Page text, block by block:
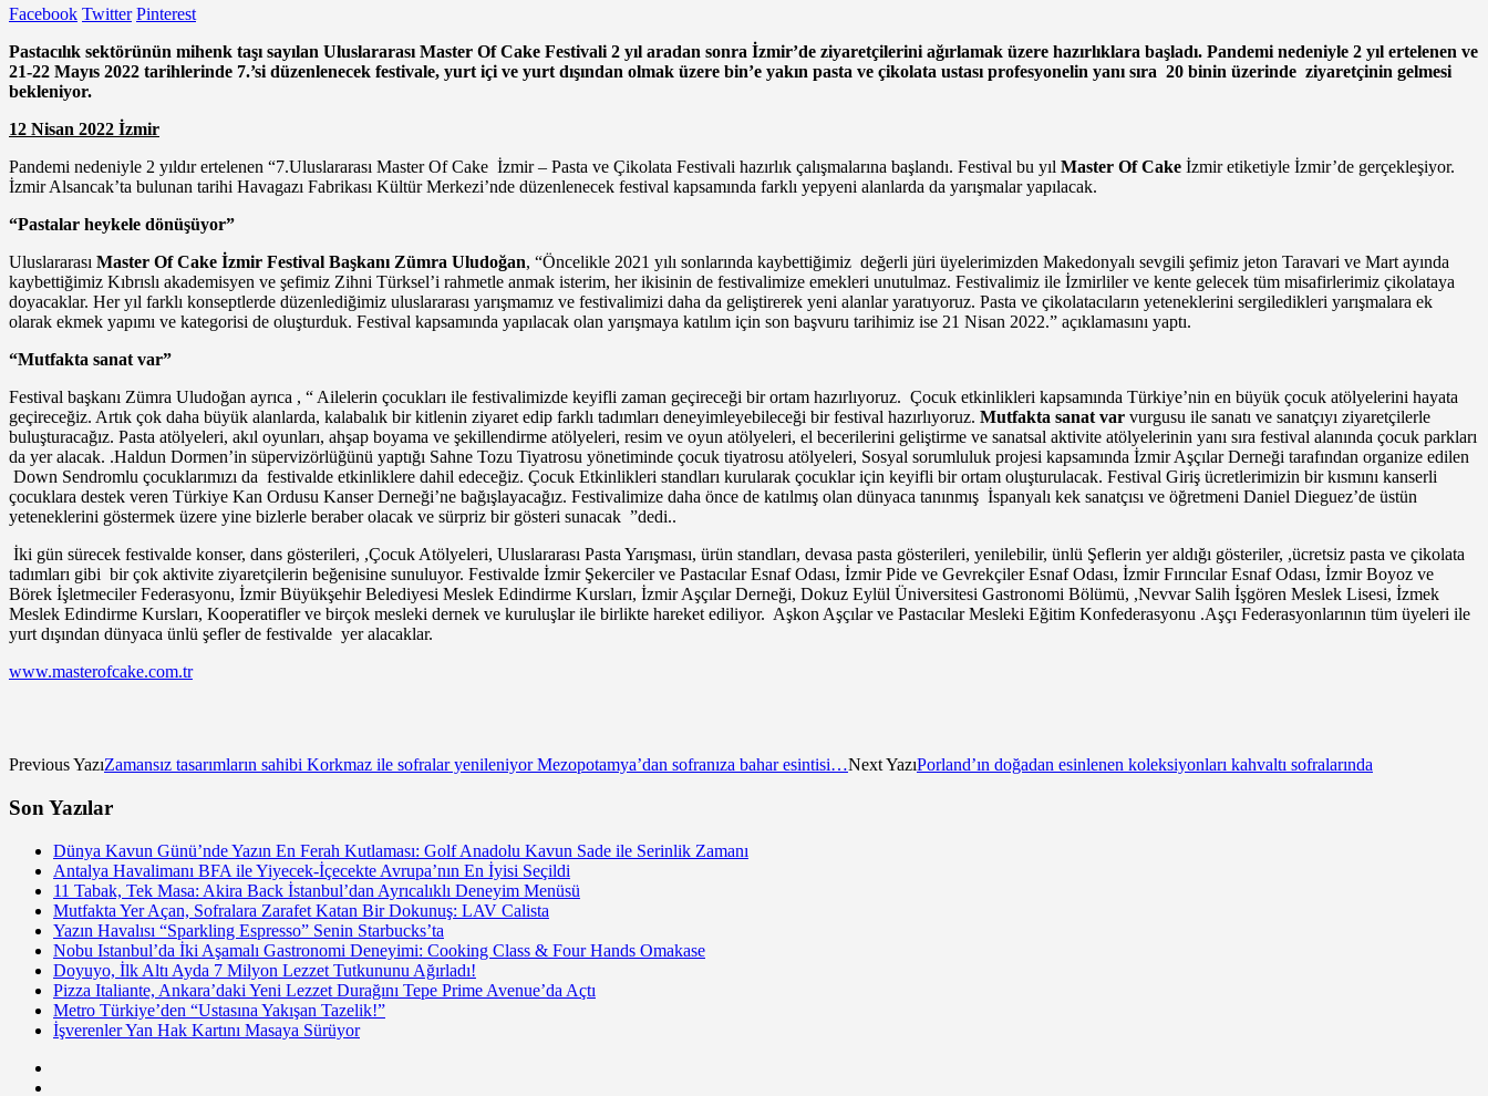
Facebook Twitter Pinterest
Pastacılık sektörünün mihenk taşı sayılan Uluslararası Master Of Cake Festivali 2 yıl aradan sonra İzmir’de ziyaretçilerini ağırlamak üzere hazırlıklara başladı. Pandemi nedeniyle 2 yıl ertelenen ve
21-22 Mayıs 2022 tarihlerinde 7.’si düzenlenecek festivale, yurt içi ve yurt dışından olmak üzere bin’e yakın pasta ve çikolata ustası profesyonelin yanı sıra 20 binin üzerinde ziyaretçinin gelmesi
bekleniyor.
12 Nisan 2022 İzmir
Pandemi nedeniyle 2 yıldır ertelenen “7.Uluslararası Master Of Cake İzmir – Pasta ve Çikolata Festivali hazırlık çalışmalarına başlandı. Festival bu yıl Master Of Cake İzmir etiketiyle İzmir’de gerçekleşiyor.
İzmir Alsancak’ta bulunan tarihi Havagazı Fabrikası Kültür Merkezi’nde düzenlenecek festival kapsamında farklı yepyeni alanlarda da yarışmalar yapılacak.
“Pastalar heykele dönüşüyor”
Uluslararası Master Of Cake İzmir Festival Başkanı Zümra Uludoğan, “Öncelikle 2021 yılı sonlarında kaybettiğimiz değerli jüri üyelerimizden Makedonyalı sevgili şefimiz jeton Taravari ve Mart ayında
kaybettiğimiz Kıbrıslı akademisyen ve şefimiz Zihni Türksel’i rahmetle anmak isterim, her ikisinin de festivalimize emekleri unutulmaz. Festivalimiz ile İzmirliler ve kente gelecek tüm misafirlerimiz çikolataya
doyacaklar. Her yıl farklı konseptlerde düzenlediğimiz uluslararası yarışmamız ve festivalimizi daha da geliştirerek yeni alanlar yaratıyoruz. Pasta ve çikolatacıların yeteneklerini sergiledikleri yarışmalara ek
olarak ekmek yapımı ve kategorisi de oluşturduk. Festival kapsamında yapılacak olan yarışmaya katılım için son başvuru tarihimiz ise 21 Nisan 2022.” açıklamasını yaptı.
“Mutfakta sanat var”
Festival başkanı Zümra Uludoğan ayrıca , “ Ailelerin çocukları ile festivalimizde keyifli zaman geçireceği bir ortam hazırlıyoruz. Çocuk etkinlikleri kapsamında Türkiye’nin en büyük çocuk atölyelerini hayata
geçireceğiz. Artık çok daha büyük alanlarda, kalabalık bir kitlenin ziyaret edip farklı tadımları deneyimleyebileceği bir festival hazırlıyoruz. Mutfakta sanat var vurgusu ile sanatı ve sanatçıyı ziyaretçilerle
buluşturacağız. Pasta atölyeleri, akıl oyunları, ahşap boyama ve şekillendirme atölyeleri, resim ve oyun atölyeleri, el becerilerini geliştirme ve sanatsal aktivite atölyelerinin yanı sıra festival alanında çocuk parkları
da yer alacak. .Haldun Dormen’in süpervizörlüğünü yaptığı Sahne Tozu Tiyatrosu yönetiminde çocuk tiyatrosu atölyeleri, Sosyal sorumluluk projesi kapsamında İzmir Aşçılar Derneği tarafından organize edilen
Down Sendromlu çocuklarımızı da festivalde etkinliklere dahil edeceğiz. Çocuk Etkinlikleri standları kurularak çocuklar için keyifli bir ortam oluşturulacak. Festival Giriş ücretlerimizin bir kısmını kanserli
çocuklara destek veren Türkiye Kan Ordusu Kanser Derneği’ne bağışlayacağız. Festivalimize daha önce de katılmış olan dünyaca tanınmış İspanyalı kek sanatçısı ve öğretmeni Daniel Dieguez’de üstün
yeteneklerini göstermek üzere yine bizlerle beraber olacak ve sürpriz bir gösteri sunacak ”dedi..
İki gün sürecek festivalde konser, dans gösterileri, ,Çocuk Atölyeleri, Uluslararası Pasta Yarışması, ürün standları, devasa pasta gösterileri, yenilebilir, ünlü Şeflerin yer aldığı gösteriler, ,ücretsiz pasta ve çikolata
tadımları gibi bir çok aktivite ziyaretçilerin beğenisine sunuluyor. Festivalde İzmir Şekerciler ve Pastacılar Esnaf Odası, İzmir Pide ve Gevrekçiler Esnaf Odası, İzmir Fırıncılar Esnaf Odası, İzmir Boyoz ve
Börek İşletmeciler Federasyonu, İzmir Büyükşehir Belediyesi Meslek Edindirme Kursları, İzmir Aşçılar Derneği, Dokuz Eylül Üniversitesi Gastronomi Bölümü, ,Nevvar Salih İşgören Meslek Lisesi, İzmek
Meslek Edindirme Kursları, Kooperatifler ve birçok mesleki dernek ve kuruluşlar ile birlikte hareket ediliyor. Aşkon Aşçılar ve Pastacılar Mesleki Eğitim Konfederasyonu .Aşçı Federasyonlarının tüm üyeleri ile
yurt dışından dünyaca ünlü şefler de festivalde yer alacaklar.
www.masterofcake.com.tr
Previous YazıZamansız tasarımların sahibi Korkmaz ile sofralar yenileniyor Mezopotamya’dan sofranıza bahar esintisi…Next YazıPorland’ın doğadan esinlenen koleksiyonları kahvaltı sofralarında
Son Yazılar
Dünya Kavun Günü’nde Yazın En Ferah Kutlaması: Golf Anadolu Kavun Sade ile Serinlik Zamanı
Antalya Havalimanı BFA ile Yiyecek-İçecekte Avrupa’nın En İyisi Seçildi
11 Tabak, Tek Masa: Akira Back İstanbul’dan Ayrıcalıklı Deneyim Menüsü
Mutfakta Yer Açan, Sofralara Zarafet Katan Bir Dokunuş: LAV Calista
Yazın Havalısı “Sparkling Espresso” Senin Starbucks’ta
Nobu Istanbul’da İki Aşamalı Gastronomi Deneyimi: Cooking Class & Four Hands Omakase
Doyuyo, İlk Altı Ayda 7 Milyon Lezzet Tutkununu Ağırladı!
Pizza Italiante, Ankara’daki Yeni Lezzet Durağını Tepe Prime Avenue’da Açtı
Metro Türkiye’den “Ustasına Yakışan Tazelik!”
İşverenler Yan Hak Kartını Masaya Sürüyor